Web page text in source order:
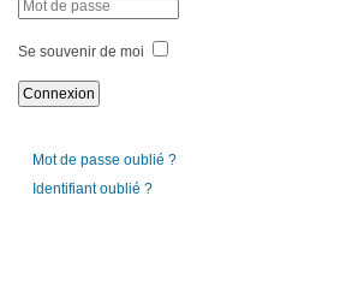
Se souvenir de moi
Mot de passe oublié ?
Identifiant oublié ?